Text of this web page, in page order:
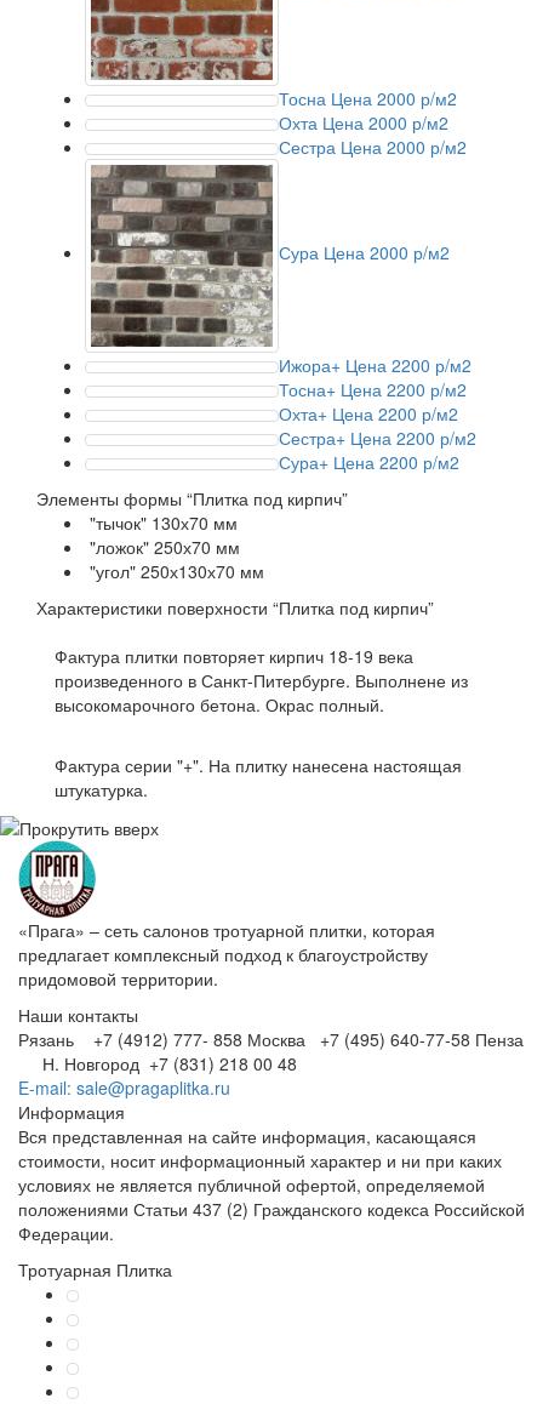
Тосна Цена 2000 р/м2
Охта Цена 2000 р/м2
Сестра Цена 2000 р/м2
Сура Цена 2000 р/м2
Ижора+ Цена 2200 р/м2
Тосна+ Цена 2200 р/м2
Охта+ Цена 2200 р/м2
Сестра+ Цена 2200 р/м2
Сура+ Цена 2200 р/м2
Элементы формы “Плитка под кирпич”
"тычок" 130х70 мм
"ложок" 250х70 мм
"угол" 250х130х70 мм
Характеристики поверхности “Плитка под кирпич”
Фактура плитки повторяет кирпич 18-19 века
произведенного в Санкт-Питербурге. Выполнене из
высокомарочного бетона. Окрас полный.
Фактура серии "+". На плитку нанесена настоящая
штукатурка.
«Прага» – сеть салонов тротуарной плитки, которая
предлагает комплексный подход к благоустройству
придомовой территории.
Наши контакты
Рязань +7 (4912) 777- 858 Москва +7 (495) 640-77-58 Пенза
Н. Новгород +7 (831) 218 00 48
E-mail: sale@pragaplitka.ru
Информация
Вся представленная на сайте информация, касающаяся
стоимости, носит информационный характер и ни при каких
условиях не является публичной офертой, определяемой
положениями Статьи 437 (2) Гражданского кодекса Российской
Федерации.
Тротуарная Плитка